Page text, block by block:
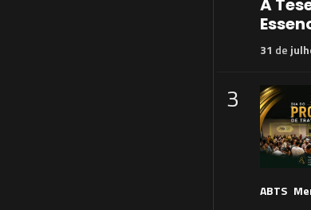
A
31 de
3
ABTS